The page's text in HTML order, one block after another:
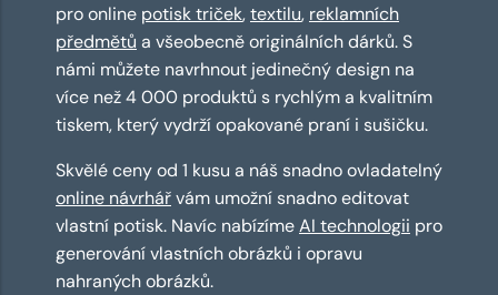
pro online potisk triček,textilu, reklamních
předmětů a všeobecně originálních dárků. S
námi můžete navrhnout jedinečný design na
více než 4 000 produktů s rychlým a kvalitním
tiskem, který vydrží opakované praní i sušičku.
Skvělé ceny od 1 kusu a náš snadno ovladatelný
online návrhářvám umožní snadno editovat
vlastní potisk. Navíc nabízímeAI technologii pro
generování vlastních obrázků i opravu
nahraných obrázků.